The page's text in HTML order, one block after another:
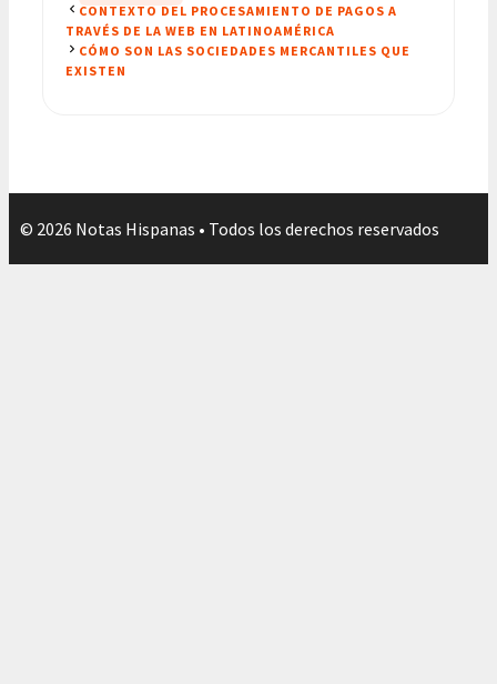
CONTEXTO DEL PROCESAMIENTO DE PAGOS A
TRAVÉS DE LA WEB EN LATINOAMÉRICA
CÓMO SON LAS SOCIEDADES MERCANTILES QUE
EXISTEN
© 2026 Notas Hispanas • Todos los derechos reservados